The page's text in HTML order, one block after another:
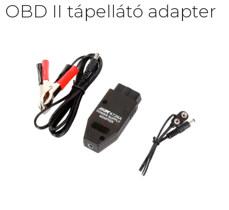
OBD II tápellátó adapter